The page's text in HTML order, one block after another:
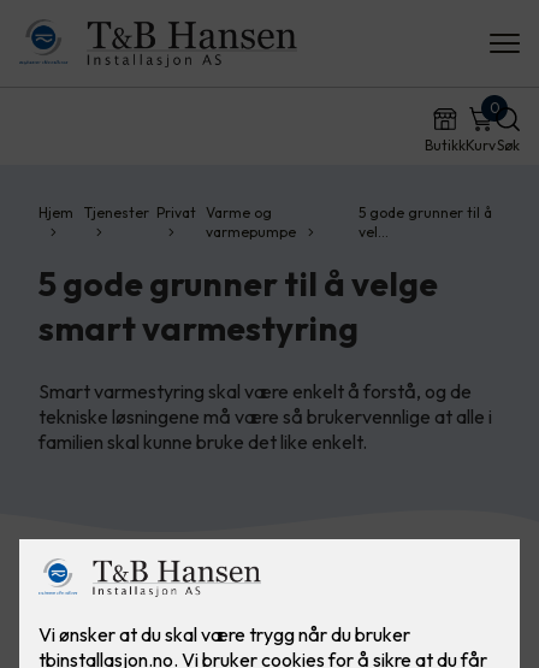
ButikkKurv
0
Søk
Hjem Tjenester Privat Varme og
varmepumpe
5 gode grunner til å
vel…
5 gode grunner til å velge
smart varmestyring
Smart varmestyring skal være enkelt å forstå, og de
tekniske løsningene må være så brukervennlige at alle i
familien skal kunne bruke det like enkelt.